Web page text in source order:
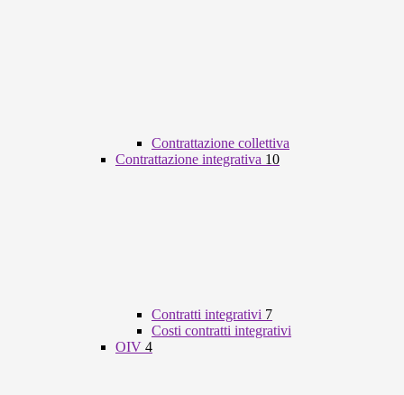
Contrattazione collettiva
Contrattazione integrativa 10
Contratti integrativi 7
Costi contratti integrativi
OIV 4